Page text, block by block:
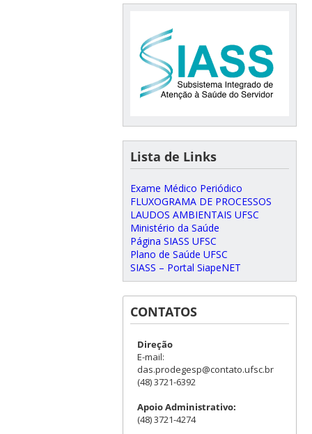
Lista de Links
Exame Médico Periódico
FLUXOGRAMA DE PROCESSOS
LAUDOS AMBIENTAIS UFSC
Ministério da Saúde
Página SIASS UFSC
Plano de Saúde UFSC
SIASS – Portal SiapeNET
CONTATOS
Direção
E-mail:
das.prodegesp@contato.ufsc.br
(48) 3721-6392
Apoio Administrativo:
(48) 3721-4274